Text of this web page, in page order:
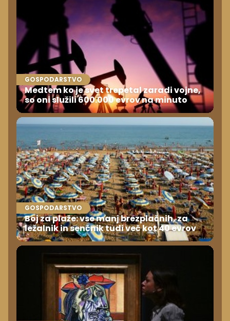
GOSPODARSTVO
Medtem ko je svet trepetal zaradi vojne,
so oni služili 600.000 evrov na minuto
GOSPODARSTVO
Boj za plaže: vse manj brezplačnih, za
ležalnik in senčnik tudi več kot 40 evrov